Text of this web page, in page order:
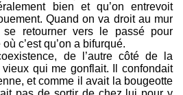
bien et qu’on entrevoit
Quand on va droit au mur
retourner vers le passé pour
c’est qu’on a bifurqué.
de l’autre côté de la
qui me gonflait. Il confondait
et comme il avait la bougeotte